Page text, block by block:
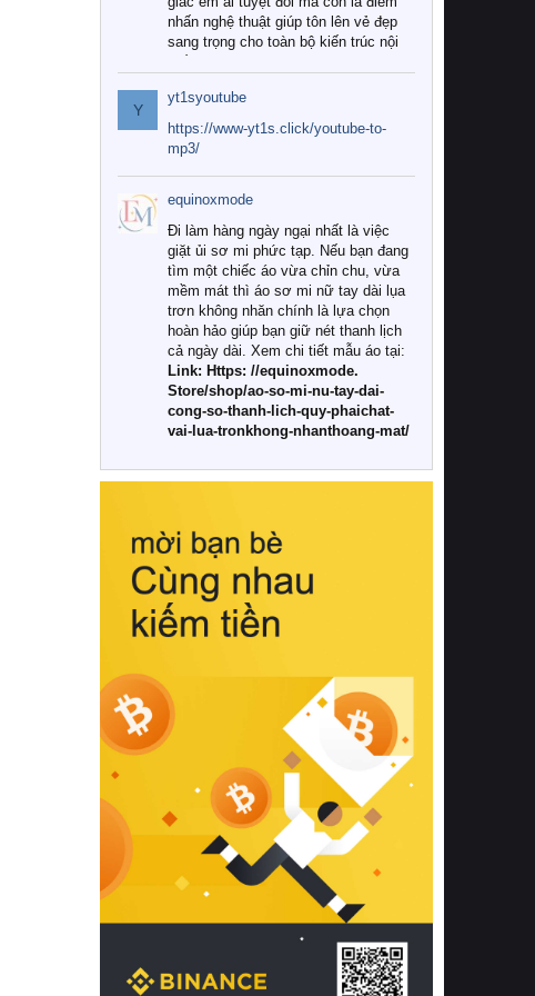
nhấn nghệ thuật giúp tôn lên vẻ đẹp
sang trọng cho toàn bộ kiến trúc nội
Tuy nhiên, giữa thị trường đa dạng
với vô vàn thương hiệu và mẫu mã
như hiện nay, làm thế nào để chọn
được những bộ chăn ga gối đệm cao
cấp thực sự chất lượng, phù hợp với
khí hậu và nhu cầu sử dụng của gia
đình? Hãy cùng chúng tôi đi tìm lời
giải đáp chi tiết qua bài viết dưới đây.
1. Tại sao các gia đình hiện đại lại ưa
chuộng chăn ga gối đệm cao cấp?
Khác với các dòng sản phẩm thông
thường, những bộ chăn ga gối đệm
cao cấp trải qua quy trình sản xuất
nghiêm ngặt từ khâu chọn lọc nguyên
liệu tự nhiên đến công nghệ dệt
nhuộm hiện đại không chứa hóa chất
này, bạn sẽ cảm nhận rõ rệt sự khác
hồi chuẩn xác của phần đệm nâng đỡ
cột sống.
Bên cạnh đó, việc lựa chọn các dòng
sản phẩm đạt chuẩn chất lượng quốc
tế còn giúp ngăn ngừa tình trạng kích
khuẩn và nấm mốc trong điều kiện
thời tiết nóng ẩm. Bạn có thể tìm hiểu
thêm các nghiên cứu khoa học về tác
động của giấc ngủ và môi trường
phòng ngủ đối với sức khỏe con
người tại Sleep Foundation (External
Link) để có cái nhìn toàn diện hơn.
2. Các tiêu chí vàng khi lựa chọn
chăn ga gối đệm cao cấp cho phòng
ngủ
Để sở hữu một bộ chăn ga gối đệm
cao cấp hoàn hảo cả về thẩm mỹ lẫn
công năng, người tiêu dùng cần cân
nhắc kỹ lưỡng các tiêu chí quan trọng
Y
yt1syoutube
https://www-yt1s.click/youtube-to-
mp3/
equinoxmode
Đi làm hàng ngày ngại nhất là việc
giặt ủi sơ mi phức tạp. Nếu bạn đang
tìm một chiếc áo vừa chỉn chu, vừa
mềm mát thì áo sơ mi nữ tay dài lụa
trơn không nhăn chính là lựa chọn
hoàn hảo giúp bạn giữ nét thanh lịch
cả ngày dài. Xem chi tiết mẫu áo tại:
Link: Https: //equinoxmode.
Store/shop/ao-so-mi-nu-tay-dai-
cong-so-thanh-lich-quy-phaichat-
vai-lua-tronkhong-nhanthoang-mat/